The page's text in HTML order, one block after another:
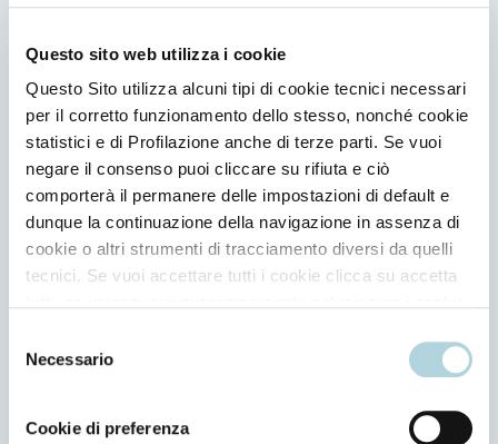
Questo sito web utilizza i cookie
Questo Sito utilizza alcuni tipi di cookie tecnici necessari
per il corretto funzionamento dello stesso, nonché cookie
statistici e di Profilazione anche di terze parti. Se vuoi
negare il consenso puoi cliccare su rifiuta e ciò
comporterà il permanere delle impostazioni di default e
dunque la continuazione della navigazione in assenza di
cookie o altri strumenti di tracciamento diversi da quelli
tecnici. Se vuoi accettare tutti i cookie clicca su accetta
più consulta la
delNecessario
Cookie di preferenza
Tutti i passi per capelli setosi e
luminosi
Orovivo colorazione permanente in olio